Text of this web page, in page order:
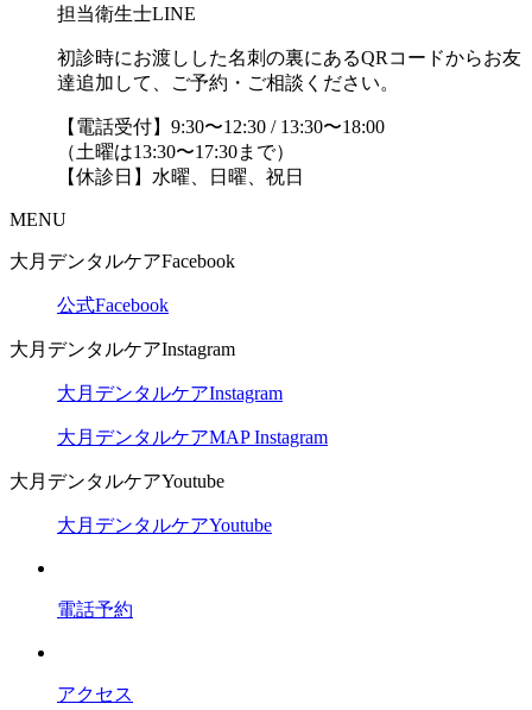
担当衛生士LINE
初診時にお渡しした名刺の裏にあるQRコードからお友
達追加して、ご予約・ご相談ください。
【電話受付】9:30〜12:30 / 13:30〜18:00
（土曜は13:30〜17:30まで）
【休診日】水曜、日曜、祝日
MENU
大月デンタルケアFacebook
公式Facebook
大月デンタルケアInstagram
大月デンタルケアInstagram
大月デンタルケアMAP Instagram
大月デンタルケアYoutube
大月デンタルケアYoutube
電話予約
アクセス